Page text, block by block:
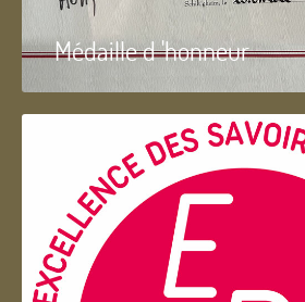
Médaille d 'honneur